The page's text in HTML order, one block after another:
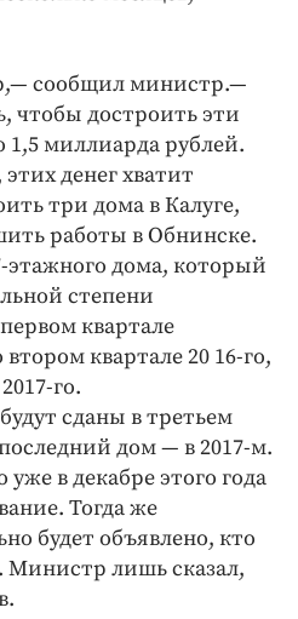
сообщил министр.—
чтобы достроить эти
миллиарда рублей.
денег хватит
три дома в Калуге,
работы в Обнинске.
этажного дома, который
степени
квартале
квартале 20 16-го,
го.
сданы в третьем
дом — в 2017-м.
в декабре этого года
Тогда же
будет объявлено, кто
Министр лишь сказал,